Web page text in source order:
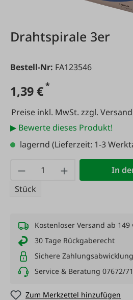
Drahtspirale 3er
Bestell-Nr: FA123546
1,39 €*
Preise inkl. MwSt. zzgl.
▶ Bewerte dieses Produkt!
lagernd (Lieferzeit: 1-3
Produkt Anzahl: Gib
Stück
In
Kostenloser Versand ab 149
30 Tage Rückgaberecht
Sichere Zahlungsabwicklung
Service & Beratung 07672/
Zum Merkzettel hinzufügen